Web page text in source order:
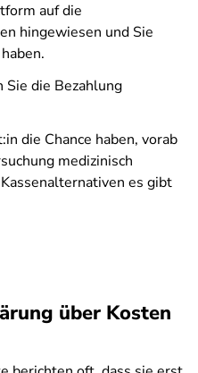
auf die
hingewiesen und Sie
Sie die Bezahlung
die Chance haben, vorab
medizinisch
es gibt
über Kosten